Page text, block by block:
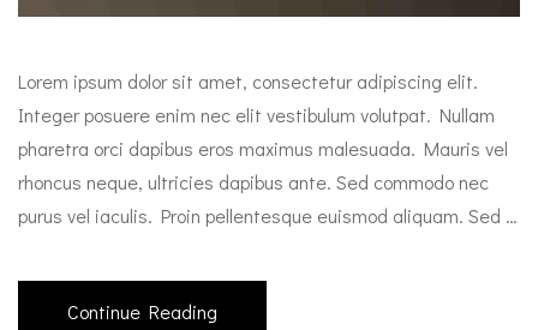
Lorem ipsum dolor sit amet, consectetur adipiscing elit.
Integer posuere enim nec elit vestibulum volutpat. Nullam
pharetra orci dapibus eros maximus malesuada. Mauris vel
rhoncus neque, ultricies dapibus ante. Sed commodo nec
purus vel iaculis. Proin pellentesque euismod aliquam. Sed …
Continue Reading